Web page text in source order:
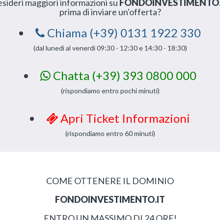
maggiori informazioni su
prima di inviare un'offerta?
Chiama (+39) 0131 1922 330
(dal lunedì al venerdì 09:30 - 12:30 e 14:30 - 18:30)
Chatta (+39) 393 0800 000
(rispondiamo entro pochi minuti)
Apri Ticket Informazioni
(rispondiamo entro 60 minuti)
COME OTTENERE IL DOMINIO
FONDOINVESTIMENTO.IT